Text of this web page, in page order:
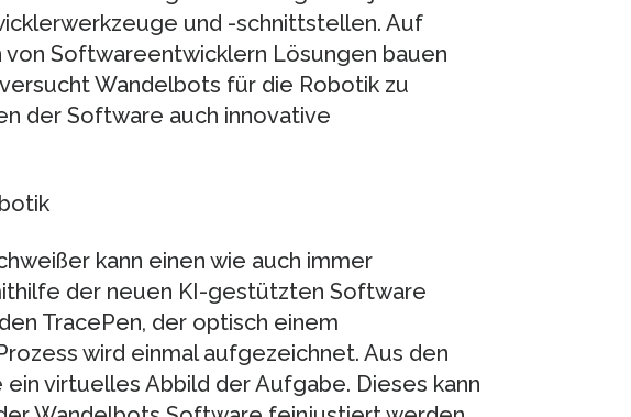
und -schnittstellen. Auf
von Softwareentwicklern Lösungen bauen
Wandelbots für die Robotik zu
der Software auch innovative
kann einen wie auch immer
der neuen KI-gestützten Software
TracePen, der optisch einem
wird einmal aufgezeichnet. Aus den
virtuelles Abbild der Aufgabe. Dieses kann